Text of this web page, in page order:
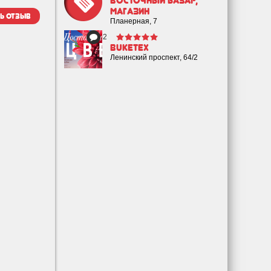
магазин
Планерная, 7
2
Buketex
Ленинский проспект, 64/2
отзыв